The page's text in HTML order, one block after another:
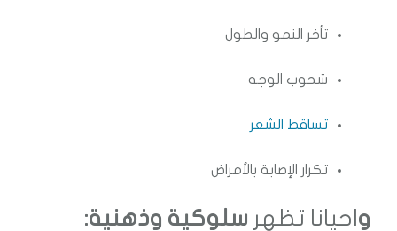
تأخر النمو والطول
شحوب الوجه
تساقط الشعر
تكرار الإصابة بالأمراض
و احيانا تظهر سلوكية وذهنية: